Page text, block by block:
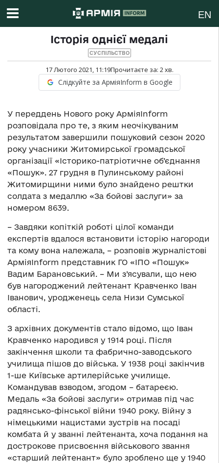
EN
Історія однієї медалі
СУСПІЛЬСТВО
17 Лютого 2021, 11:19Прочитаєте за: 2хв.
Слідкуйте за АрміяInform в Google
У переддень Нового року АрміяІnform
розповідала про те, з яким неочікуваним
результатом завершили пошуковий сезон 2020
року учасники Житомирської громадської
організації «Історико-патріотичне об’єднання
«Пошук». 27 грудня в Пулинському районі
Житомирщини ними було знайдено рештки
солдата з медаллю «За бойові заслуги» за
номером 8639.
– Завдяки копіткій роботі цілої команди
експертів вдалося встановити історію нагороди
та кому вона належала, – розповів журналістові
АрміяІnform представник ГО «ІПО «Пошук»
Вадим Барановський. – Ми з’ясували, що нею
був нагороджений лейтенант Кравченко Іван
Іванович, уродженець села Низи Сумської
області.
З архівних документів стало відомо, що Іван
Кравченко народився у 1914 році. Після
закінчення школи та фабрично-заводського
училища пішов до війська. У 1938 році закінчив
1-ше Київське артилерійське училище.
Командував взводом, згодом – батареєю.
Медаль «За бойові заслуги» отримав під час
радянсько-фінської війни 1940 року. Війну з
німецькими нацистами зустрів на посаді
комбата й у званні лейтенанта, хоча подання на
дострокове присвоєння військового звання
«старший лейтенант» було зроблено ще у 1940